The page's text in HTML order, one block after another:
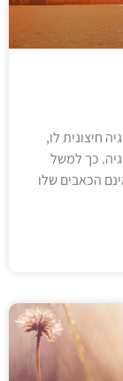
חיצונית לו,
כך למשל
הכאבים שלו